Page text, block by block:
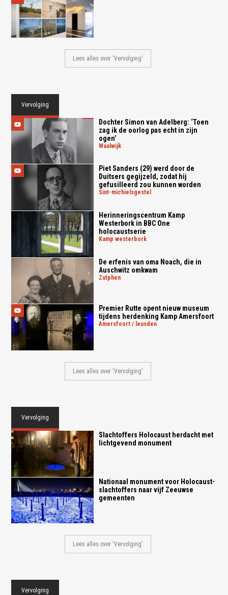
Lees alles over 'Vervolging'
Vervolging
Dochter Simon van Adelberg: ‘Toen
zag ik de oorlog pas echt in zijn
ogen’
waalwijk
Piet Sanders (29) werd door de
Duitsers gegijzeld, zodat hij
gefusilleerd zou kunnen worden
sint-michielsgestel
Herinneringscentrum Kamp
Westerbork in BBC One
holocaustserie
kamp westerbork
De erfenis van oma Noach, die in
Auschwitz omkwam
zutphen
Premier Rutte opent nieuw museum
tijdens herdenking Kamp Amersfoort
amersfoort / leusden
Lees alles over 'Vervolging'
Vervolging
Slachtoffers Holocaust herdacht met
lichtgevend monument
Nationaal monument voor Holocaust-
slachtoffers naar vijf Zeeuwse
gemeenten
Lees alles over 'Vervolging'
Vervolging